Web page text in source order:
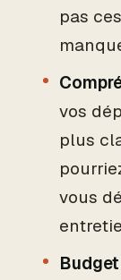
pas
vos
plus
vous
Budget